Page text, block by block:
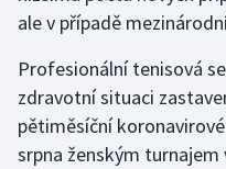
Rychlobruslení
Rychlostní kanoistika
Short track
ale v případě
Profesionální tenisová
zdravotní situaci
pětiměsíční
srpna ženským